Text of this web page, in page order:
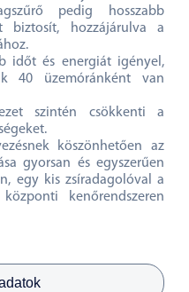
pedig hosszabb
biztosít, hozzájárulva a
időt és energiát igényel,
40 üzemóránként van
szintén csökkenti a
köszönhetően az
gyorsan és egyszerűen
egy kis zsíradagolóval a
kenőrendszeren